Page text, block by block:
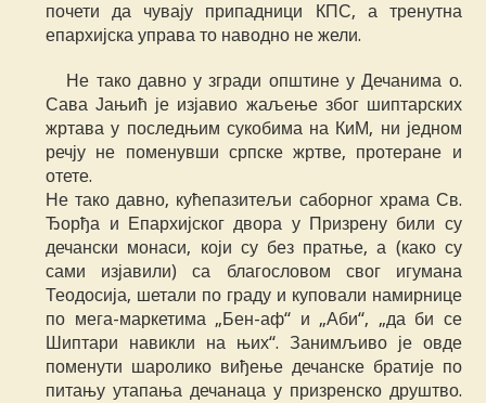
почети да чувају припадници КПС, а тренутна
епархијска управа то наводно не жели.
Не тако давно у згради општине у Дечанима о.
Сава Јањић је изјавио жаљење због шиптарских
жртава у последњим сукобима на КиМ, ни једном
речју не поменувши српске жртве, протеране и
отете.
Не тако давно, кућепазитељи саборног храма Св.
Ђорђа и Епархијског двора у Призрену били су
дечански монаси, који су без пратње, а (како су
сами изјавили) са благословом свог игумана
Теодосија, шетали по граду и куповали намирнице
по мега-маркетима „Бен-аф“ и „Аби“, „да би се
Шиптари навикли на њих“. Занимљиво је овде
поменути шаролико виђење дечанске братије по
питању утапања дечанаца у призренско друштво.